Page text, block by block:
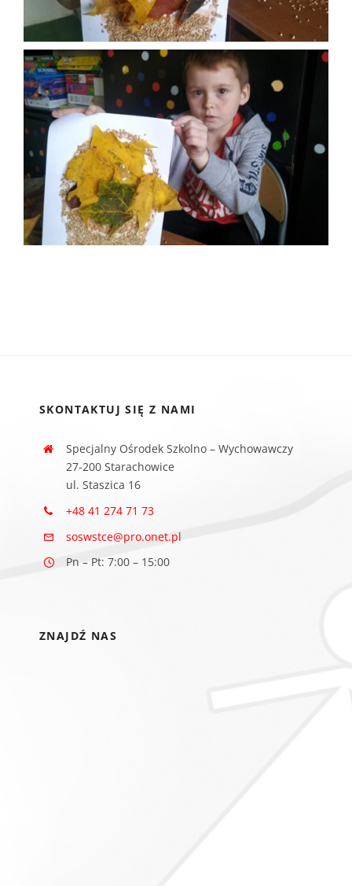
SKONTAKTUJ SIĘ Z NAMI
Specjalny Ośrodek Szkolno – Wychowawczy
27-200 Starachowice
ul. Staszica 16
+48 41 274 71 73
soswstce@pro.onet.pl
Pn – Pt: 7:00 – 15:00
ZNAJDŹ NAS